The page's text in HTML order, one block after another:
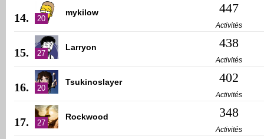
14. 20
mykilow 447
Activités
15. 27
Larryon 438
Activités
16. 20
Tsukinoslayer 402
Activités
17. 27
Rockwood 348
Activités